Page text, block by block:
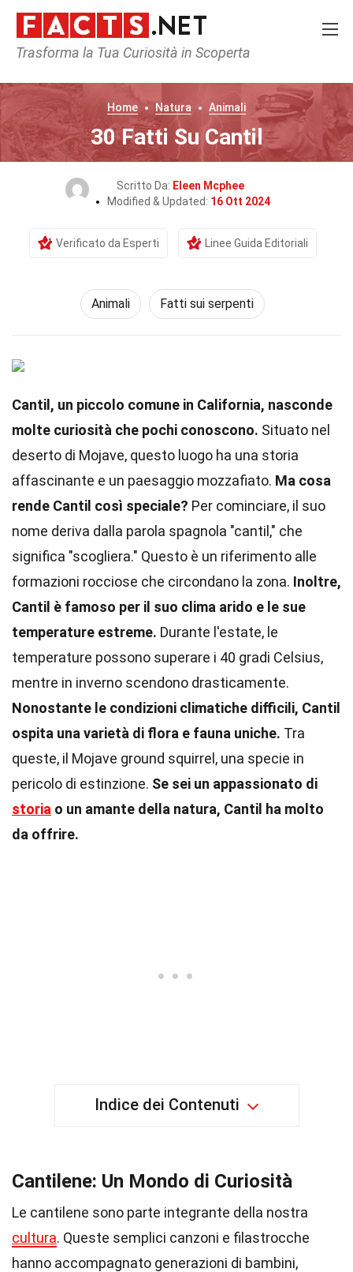
Trasforma la Tua Curiosità in Scoperta
Home Natura Animali
30 Fatti Su Cantil
Scritto Da: Eleen Mcphee
Modified & Updated: 16 Ott 2024
Verificato da Esperti Linee Guida Editoriali
Animali Fatti sui serpenti
Cantil, un piccolo comune in California, nasconde
molte curiosità che pochi conoscono. Situato nel
deserto di Mojave, questo luogo ha una storia
affascinante e un paesaggio mozzafiato. Ma cosa
rende Cantil così speciale? Per cominciare, il suo
nome deriva dalla parola spagnola "cantil," che
significa "scogliera." Questo è un riferimento alle
formazioni rocciose che circondano la zona. Inoltre,
Cantil è famoso per il suo clima arido e le sue
temperature estreme. Durante l'estate, le
temperature possono superare i 40 gradi Celsius,
mentre in inverno scendono drasticamente.
Nonostante le condizioni climatiche difficili, Cantil
ospita una varietà di flora e fauna uniche. Tra
queste, il Mojave ground squirrel, una specie in
pericolo di estinzione. Se sei un appassionato di
storia o un amante della natura, Cantil ha molto
da offrire.
Indice dei Contenuti
Cantilene: Un Mondo di Curiosità
Le cantilene sono parte integrante della nostra
cultura. Queste semplici canzoni e filastrocche
hanno accompagnato generazioni di bambini,